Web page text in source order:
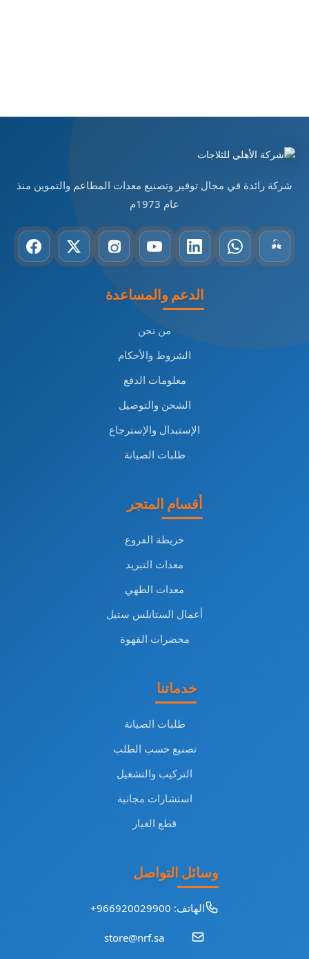
شركة رائدة في مجال توفير وتصنيع معدات المطاعم والتموين منذ
عام 1973م
الدعم والمساعدة
من نحن
الشروط والأحكام
معلومات الدفع
الشحن والتوصيل
الإستبدال والإسترجاع
طلبات الصيانة
أقسام المتجر
خريطة الفروع
معدات التبريد
معدات الطهي
أعمال الستانلس ستيل
محضرات القهوة
خدماتنا
طلبات الصيانة
تصنيع حسب الطلب
التركيب والتشغيل
استشارات مجانية
قطع الغيار
وسائل التواصل
الهاتف: 966920029900+
store@nrf.sa